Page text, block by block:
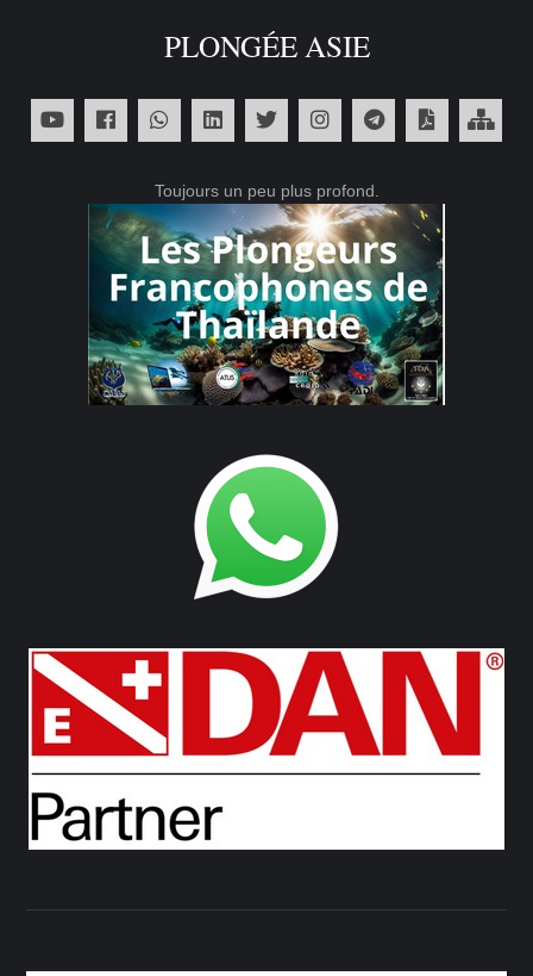
PLONGÉE ASIE
Toujours un peu plus profond.